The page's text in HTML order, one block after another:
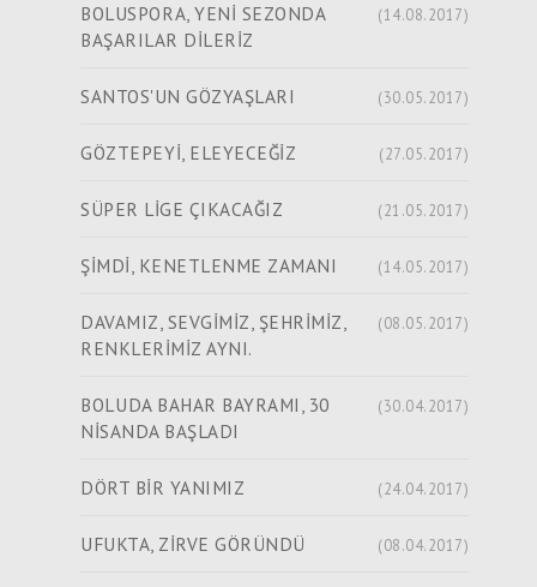
BOLUSPORA, YENİ SEZONDA
BAŞARILAR DİLERİZ
(14.08.2017)
SANTOS'UN GÖZYAŞLARI (30.05.2017)
GÖZTEPEYİ, ELEYECEĞİZ (27.05.2017)
SÜPER LİGE ÇIKACAĞIZ (21.05.2017)
ŞİMDİ, KENETLENME ZAMANI (14.05.2017)
DAVAMIZ, SEVGİMİZ, ŞEHRİMİZ,
RENKLERİMİZ AYNI.
(08.05.2017)
BOLUDA BAHAR BAYRAMI, 30
NİSANDA BAŞLADI
(30.04.2017)
DÖRT BİR YANIMIZ (24.04.2017)
UFUKTA, ZİRVE GÖRÜNDÜ (08.04.2017)